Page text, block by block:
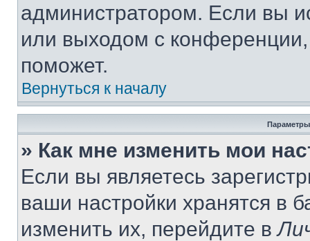
администратором. Если вы
или выходом с
поможет.
Вернуться к началу
Параметры
» Как мне изменить мои
Если вы являетесь
ваши настройки хранятся в
изменить их, перейдите в